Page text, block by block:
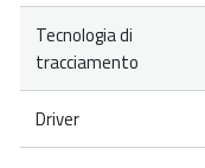
Tecnologia di
tracciamento
Driver